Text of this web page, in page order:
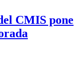
CMIS pone